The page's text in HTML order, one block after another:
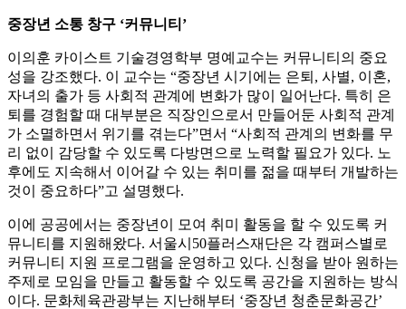
중장년 소통 창구 ‘커뮤니티’
이의훈 카이스트 기술경영학부 명예교수는 커뮤니티의 중요
성을 강조했다. 이 교수는 “중장년 시기에는 은퇴, 사별, 이혼,
자녀의 출가 등 사회적 관계에 변화가 많이 일어난다. 특히 은
퇴를 경험할 때 대부분은 직장인으로서 만들어둔 사회적 관계
가 소멸하면서 위기를 겪는다”면서 “사회적 관계의 변화를 무
리 없이 감당할 수 있도록 다방면으로 노력할 필요가 있다. 노
후에도 지속해서 이어갈 수 있는 취미를 젊을 때부터 개발하는
것이 중요하다”고 설명했다.
이에 공공에서는 중장년이 모여 취미 활동을 할 수 있도록 커
뮤니티를 지원해왔다. 서울시50플러스재단은 각 캠퍼스별로
커뮤니티 지원 프로그램을 운영하고 있다. 신청을 받아 원하는
주제로 모임을 만들고 활동할 수 있도록 공간을 지원하는 방식
이다. 문화체육관광부는 지난해부터 ‘중장년 청춘문화공간’